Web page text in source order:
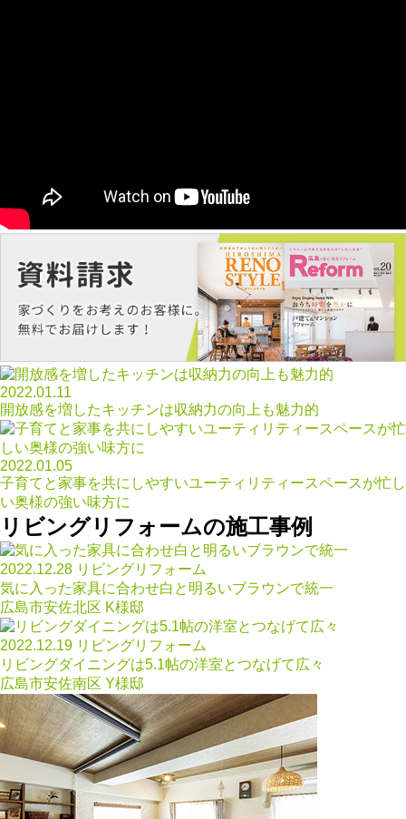
2022.01.11
開放感を増したキッチンは収納力の向上も魅力的
2022.01.05
子育てと家事を共にしやすいユーティリティースペースが忙し
い奥様の強い味方に
リビングリフォームの施工事例
2022.12.28 リビングリフォーム
気に入った家具に合わせ白と明るいブラウンで統一
広島市安佐北区 K様邸
2022.12.19 リビングリフォーム
リビングダイニングは5.1帖の洋室とつなげて広々
広島市安佐南区 Y様邸